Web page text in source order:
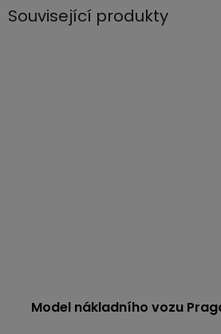
Související produkty
Model nákladního vozu